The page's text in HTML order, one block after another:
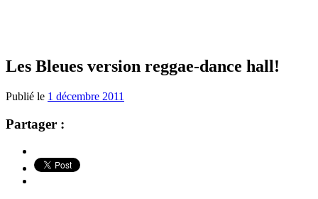
Les Bleues version reggae-dance hall!
Publié le 1 décembre 2011
Partager :